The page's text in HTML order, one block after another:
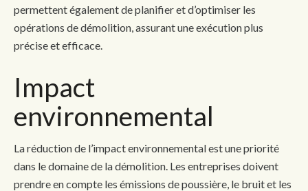
permettent également de planifier et d’optimiser les
opérations de démolition, assurant une exécution plus
précise et efficace.
Impact
environnemental
La réduction de l’impact environnemental est une priorité
dans le domaine de la démolition. Les entreprises doivent
prendre en compte les émissions de poussière, le bruit et les